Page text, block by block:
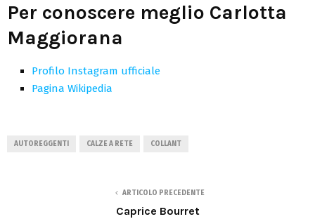
Per conoscere meglio Carlotta
Maggiorana
Profilo Instagram ufficiale
Pagina Wikipedia
AUTOREGGENTI CALZE A RETE COLLANT
ARTICOLO PRECEDENTE
Caprice Bourret